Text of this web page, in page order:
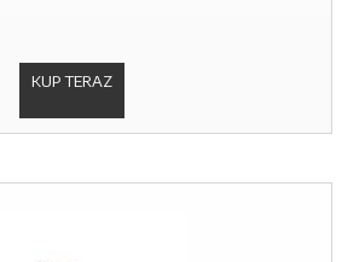
KUP TERAZ